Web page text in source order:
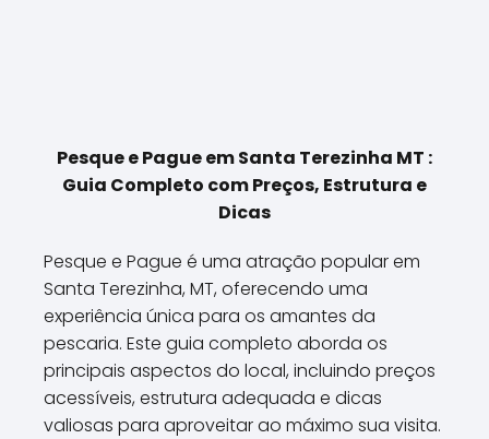
Pesque e Pague em Santa Terezinha MT :
Guia Completo com Preços, Estrutura e
Dicas
Pesque e Pague é uma atração popular em
Santa Terezinha, MT, oferecendo uma
experiência única para os amantes da
pescaria. Este guia completo aborda os
principais aspectos do local, incluindo preços
acessíveis, estrutura adequada e dicas
valiosas para aproveitar ao máximo sua visita.